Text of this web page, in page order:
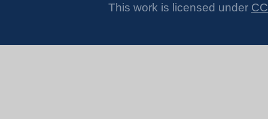
This work is licensed under